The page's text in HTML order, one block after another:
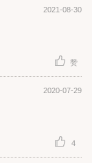
2021-08-30
赞
2020-07-29
4